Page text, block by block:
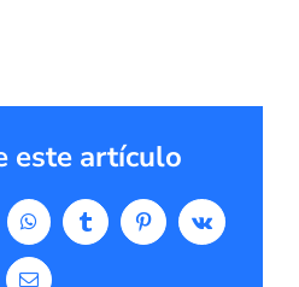
este artículo
WhatsAppTumblrPinterestVk